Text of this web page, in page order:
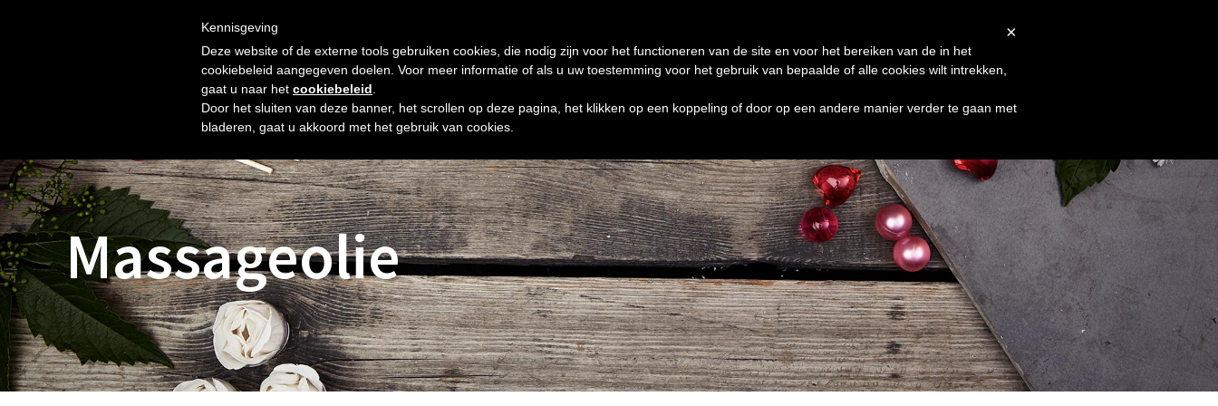
NIEUW OVER ONS
Massageolie
×
Kennisgeving
Deze website of de externe tools gebruiken cookies, die nodig zijn voor het functioneren van de site en voor het bereiken van de in het
cookiebeleid aangegeven doelen. Voor meer informatie of als u uw toestemming voor het gebruik van bepaalde of alle cookies wilt intrekken,
gaat u naar het cookiebeleid
Door het sluiten van deze banner, het scrollen op deze pagina, het klikken op een koppeling of door op een andere manier verder te gaan met
bladeren, gaat u akkoord met het gebruik van cookies.